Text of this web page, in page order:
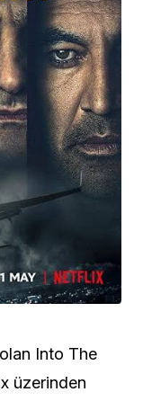
Into The
üzerinden